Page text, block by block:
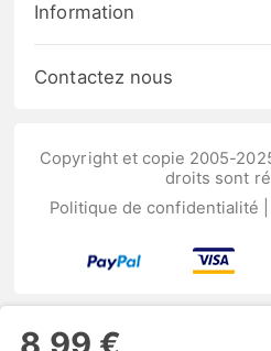
Information
Contactez nous
Copyright et copie 2005-
droits sont
Politique de confidentialité